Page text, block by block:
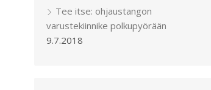
Tee itse: ohjaustangon
varustekiinnike polkupyörään
9.7.2018